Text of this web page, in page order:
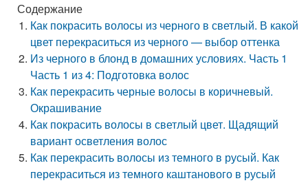
Содержание
Как покрасить волосы из черного в светлый. В какой
цвет перекраситься из черного — выбор оттенка
Из черного в блонд в домашних условиях. Часть 1
Часть 1 из 4: Подготовка волос
Как перекрасить черные волосы в коричневый.
Окрашивание
Как покрасить волосы в светлый цвет. Щадящий
вариант осветления волос
Как перекрасить волосы из темного в русый. Как
перекраситься из темного каштанового в русый